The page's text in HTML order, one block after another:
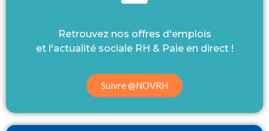
Retrouvez nos offres d'emplois
et l'actualité sociale RH & Paie en direct !
Suivre @NOVRH